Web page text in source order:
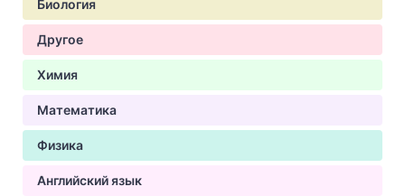
Биология
Другое
Химия
Математика
Физика
Английский язык